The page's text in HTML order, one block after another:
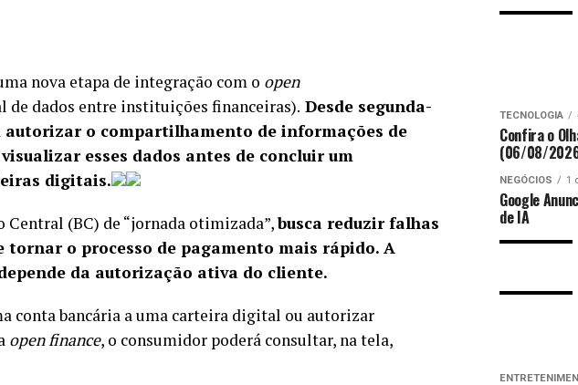
nova etapa de integração com o open
dados entre instituições financeiras). Desde segunda-
autorizar o compartilhamento de informações de
esses dados antes de concluir um
digitais.
Central (BC) de “jornada otimizada”,busca reduzir falhas
tornar o processo de pagamento mais rápido. A
da autorização ativa do cliente.
conta bancária a uma carteira digital ou autorizar
open finance, o consumidor poderá consultar, na tela,
TECNOLOGIA
Confira o
(06/08/
NEGÓCIOS 1
Google
de IA